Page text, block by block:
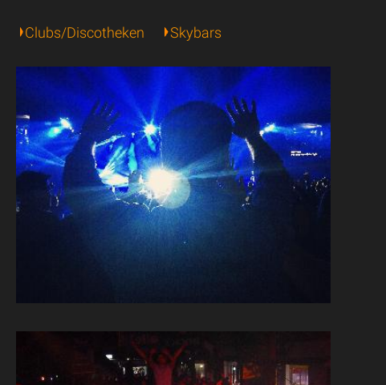
Clubs/Discotheken Skybars